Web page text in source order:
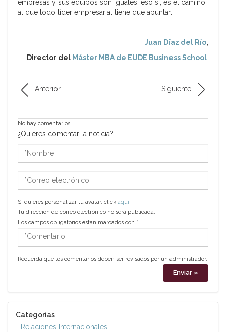
empresas y sus equipos son iguales, eso sí, es el camino
al que todo líder empresarial tiene que apuntar.
Juan Díaz del Río,
Director del Máster MBA de EUDE Business School
Anterior Siguiente
No hay comentarios
¿Quieres comentar la noticia?
electrónico
Si quieres personalizar tu avatar, click aquí.
Tu dirección de correo electrónico no será publicada.
Los campos obligatorios están marcados con *
*Comentario
Recuerda que los comentarios deben ser revisados por un administrador.
Categorías
Relaciones Internacionales